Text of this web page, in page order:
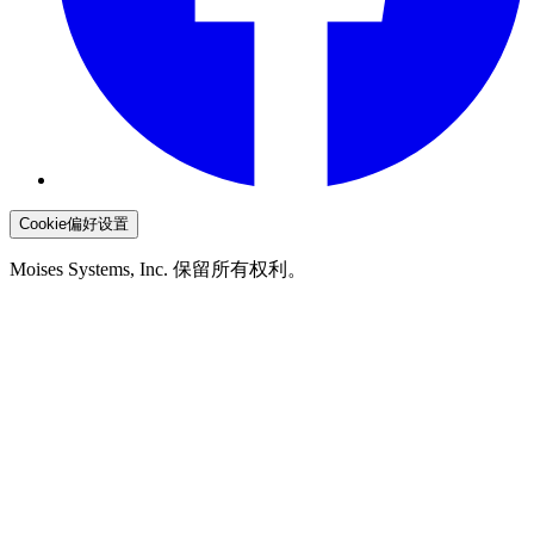
Cookie偏好设置
Moises Systems, Inc. 保留所有权利。